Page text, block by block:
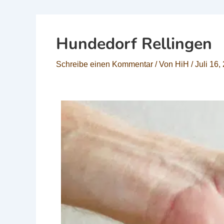
Hundedorf Rellingen
Schreibe einen Kommentar / Von HiH /Juli 16,